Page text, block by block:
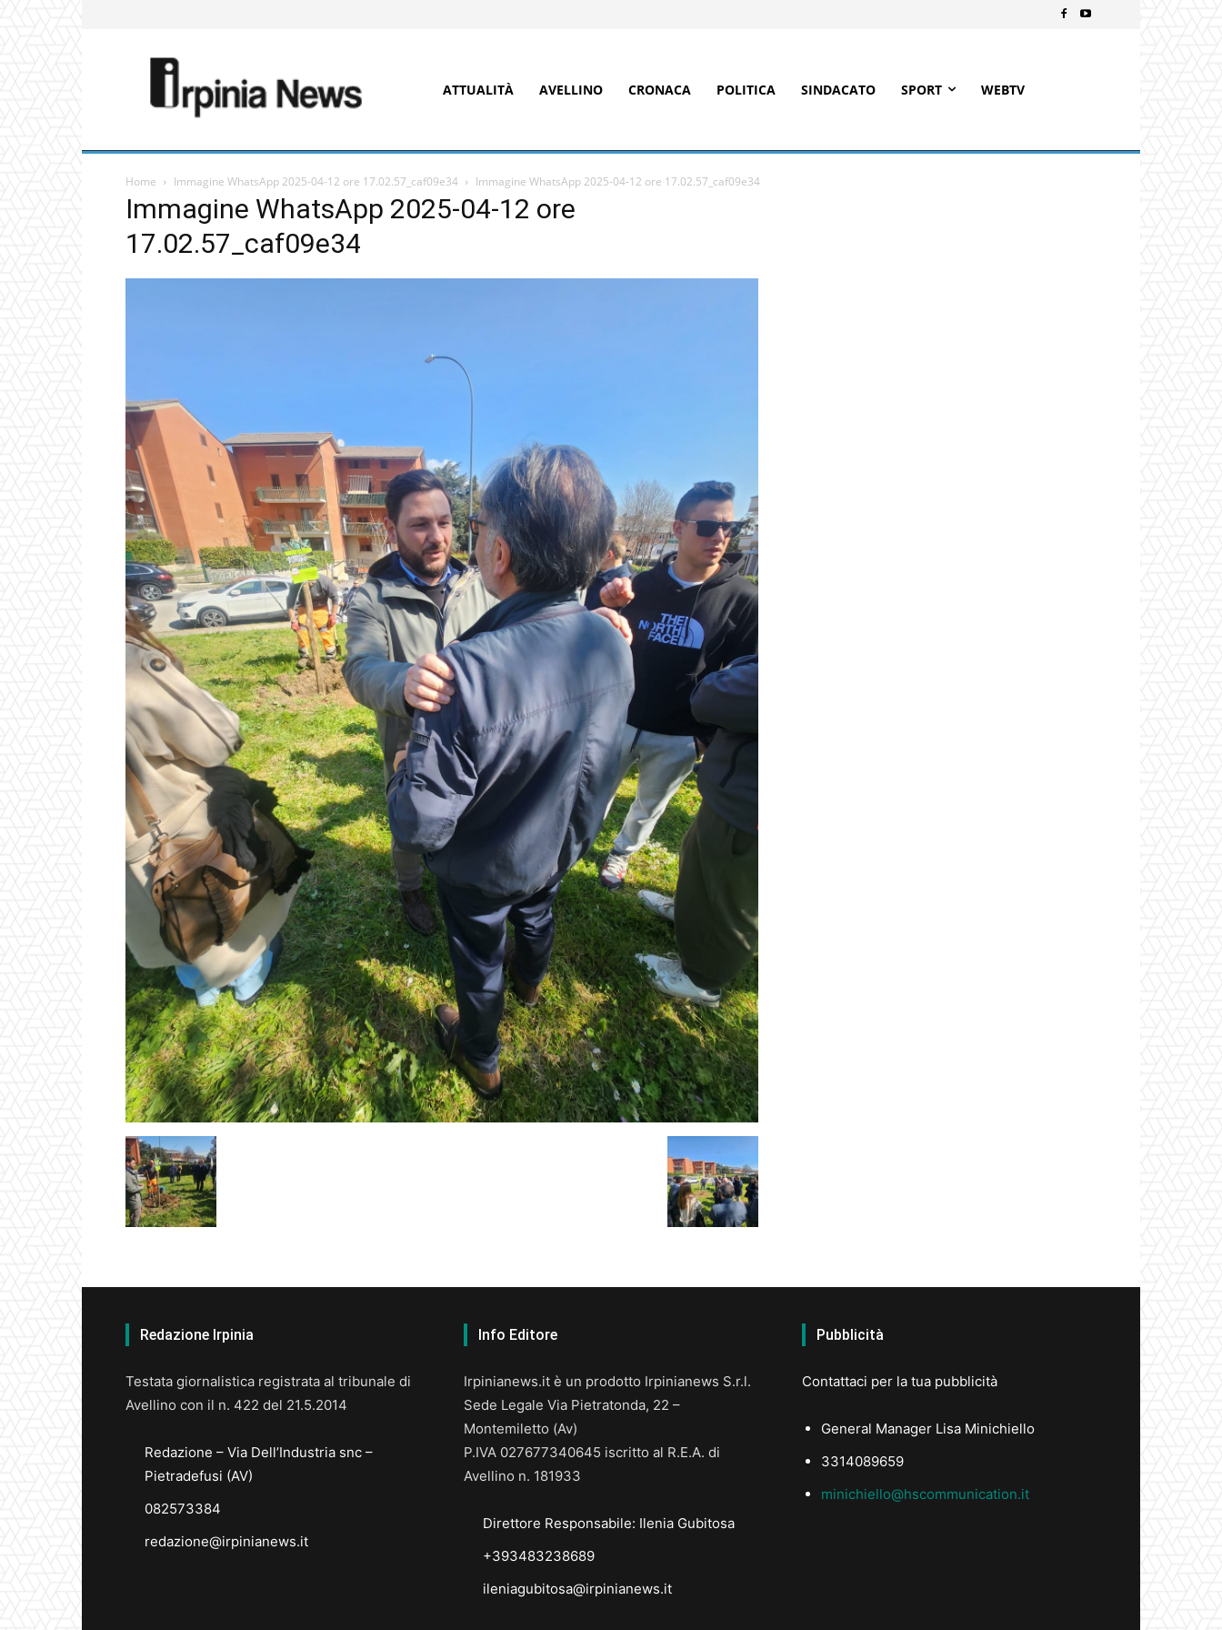
ATTUALITÀ AVELLINO CRONACA POLITICA SINDACATO SPORT WEBTV
Home Immagine WhatsApp 2025-04-12 ore 17.02.57_caf09e34 Immagine WhatsApp 2025-04-12 ore 17.02.57_caf09e34
Immagine WhatsApp 2025-04-12 ore
17.02.57_caf09e34
Redazione Irpinia
Testata giornalistica registrata al tribunale di
Avellino con il n. 422 del 21.5.2014
Redazione – Via Dell’Industria snc –
Pietradefusi (AV)
082573384
redazione@irpinianews.it
Info Editore
Irpinianews.it è un prodotto Irpinianews S.r.l.
Sede Legale Via Pietratonda, 22 –
Montemiletto (Av)
P.IVA 027677340645 iscritto al R.E.A. di
Avellino n. 181933
Direttore Responsabile: Ilenia Gubitosa
+393483238689
ileniagubitosa@irpinianews.it
Pubblicità
Contattaci per la tua pubblicità
General Manager Lisa Minichiello
3314089659
minichiello@hscommunication.it